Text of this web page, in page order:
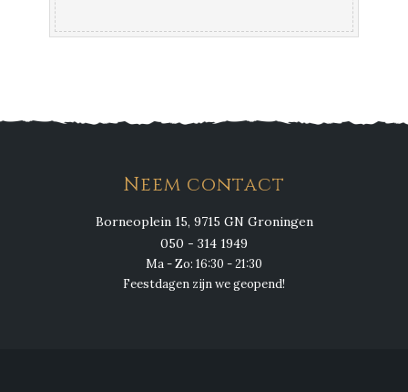
Neem contact
Borneoplein 15, 9715 GN Groningen
050 - 314 1949
Ma - Zo: 16:30 - 21:30
Feestdagen zijn we geopend!